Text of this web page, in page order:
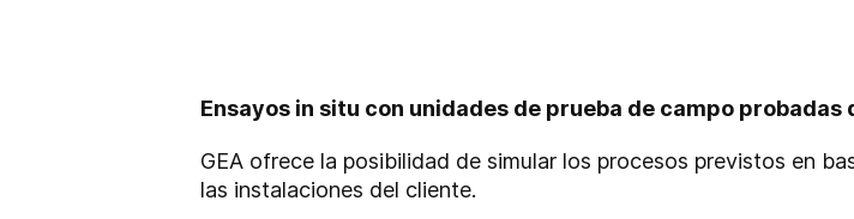
Ensayos in situ con unidades de prueba de campo probadas
GEA ofrece la posibilidad de simular los procesos previstos en
las instalaciones del cliente.